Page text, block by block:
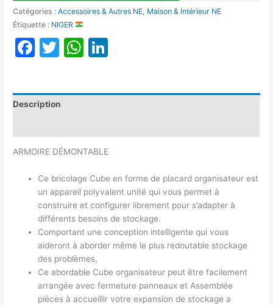
Catégories :Accessoires & Autres NE Maison & Intérieur NE
Étiquette : NIGER
Facebook
TwitterWhatsApp
Description
ARMOIRE DÉMONTABLE
Ce bricolage Cube en forme de placard organisateur est
un appareil polyvalent unité qui vous permet à
construire et configurer librement pour s’adapter à
différents besoins de stockage.
Comportant une conception intelligente qui vous
aideront à aborder même le plus redoutable stockage
des problèmes,
Ce abordable Cube organisateur peut être facilement
arrangée avec fermeture panneaux et Assemblée
pièces à accueillir votre expansion de stockage a